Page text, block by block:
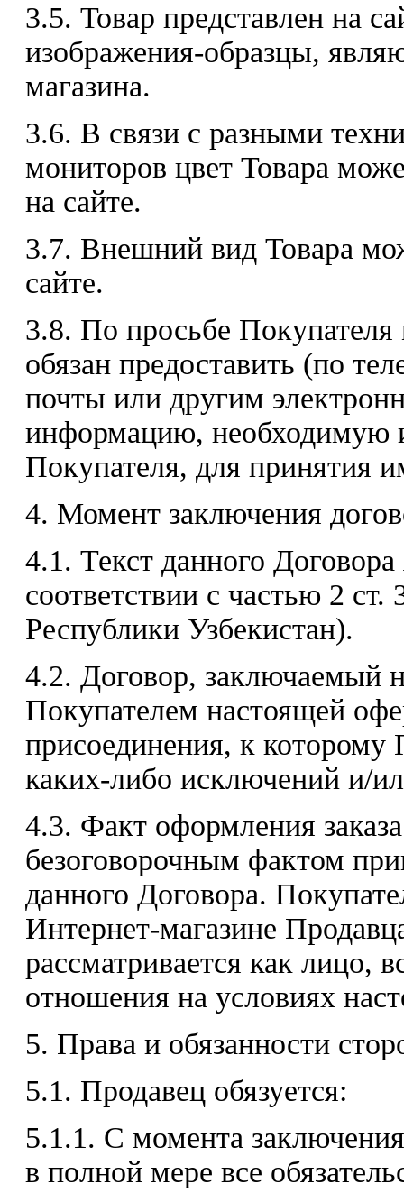
3.5. Товар представлен на
изображения-образцы,
магазина.
3.6. В связи с разными
мониторов цвет Товара
на сайте.
3.7. Внешний вид Товара
сайте.
3.8. По просьбе Покупателя
обязан предоставить (по
почты или другим
информацию, необходимую
Покупателя, для принятия
4. Момент заключения
4.1. Текст данного
соответствии с частью 2 ст.
Республики Узбекистан).
4.2. Договор, заключаемый
Покупателем настоящей
присоединения, к которому
каких-либо исключений и/
4.3. Факт оформления
безоговорочным фактом
данного Договора.
Интернет-магазине
рассматривается как лицо,
отношения на условиях
5. Права и обязанности
5.1. Продавец обязуется:
5.1.1. С момента
в полной мере все